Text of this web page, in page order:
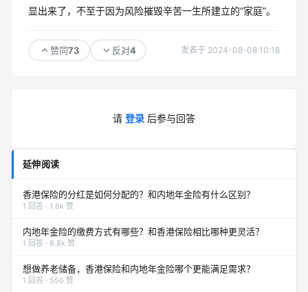
显出来了，不至于因为风险摧毁辛苦一生所建立的“家庭”。
赞同73 反对4 发表于 2024-08-08 10:18
请 登录 后参与回答
延伸阅读
香港保险的分红是如何分配的？和内地年金险有什么区别？
1 回答 · 1.6k 赞
内地年金险的缴费方式有哪些？和香港保险相比哪种更灵活？
1 回答 · 8.8k 赞
想做养老储备，香港保险和内地年金险哪个更能满足需求？
1 回答 · 556 赞